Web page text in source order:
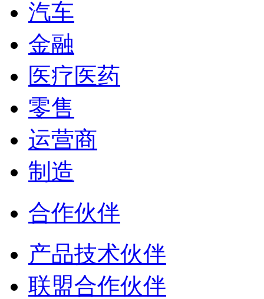
汽车
金融
医疗医药
零售
运营商
制造
合作伙伴
产品技术伙伴
联盟合作伙伴